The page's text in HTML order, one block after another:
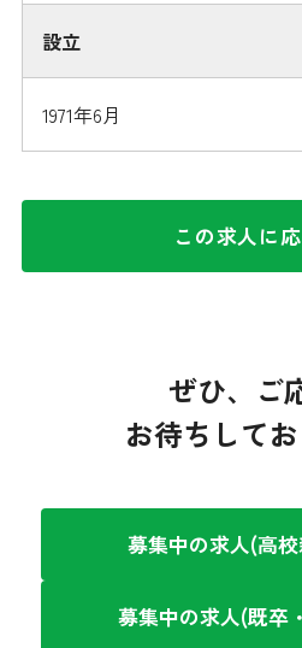
設立
1971年6月
この求人に
ぜひ、ご
お待ちして
募集中の求人(高
募集中の求人(既卒